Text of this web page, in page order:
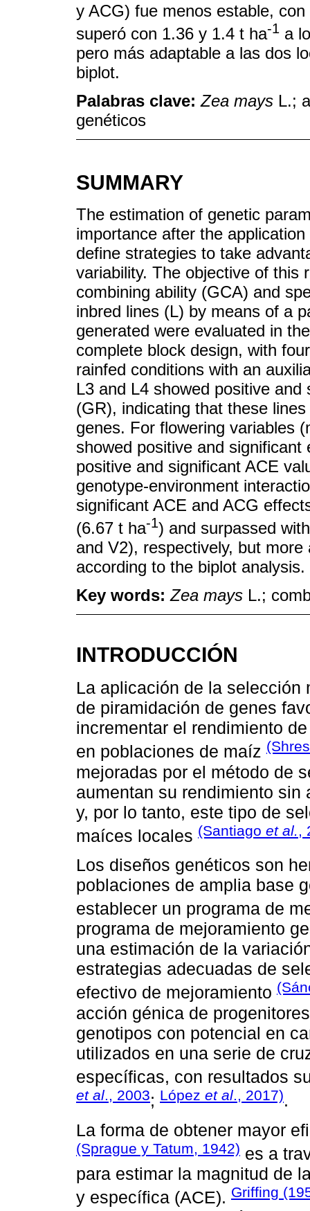
y ACG) fue menos estable,
superó con 1.36 y 1.4 t ha-1 a
pero más adaptable a las dos
biplot.
Palabras clave:Zea mays L.;
genéticos
SUMMARY
The estimation of genetic
importance after the
define strategies to take
variability. The objective of this
combining ability (GCA) and
inbred lines (L) by means of a
generated were evaluated in
complete block design, with
rainfed conditions with an
L3 and L4 showed positive
(GR), indicating that these
genes. For flowering variables
showed positive and
positive and significant ACE
genotype-environment
significant ACE and ACG
(6.67 t ha-1) and surpassed
and V2), respectively, but
according to the biplot analysis.
Key words:Zea mays L.;
INTRODUCCIÓN
La aplicación de la selección
de piramidación de genes
incrementar el rendimiento
en poblaciones de maíz
mejoradas por el método de
aumentan su rendimiento
y, por lo tanto, este tipo de
maíces locales (Santiago et al.,
Los diseños genéticos son
poblaciones de amplia base
establecer un programa de
programa de mejoramiento
una estimación de la
estrategias adecuadas de
efectivo de mejoramiento
acción génica de
genotipos con potencial en
utilizados en una serie de
específicas, con resultados
et al., 2003; López et al., 2017).
La forma de obtener mayor
(Sprague y Tatum, 1942) es a
para estimar la magnitud de
y específica (ACE). Griffing